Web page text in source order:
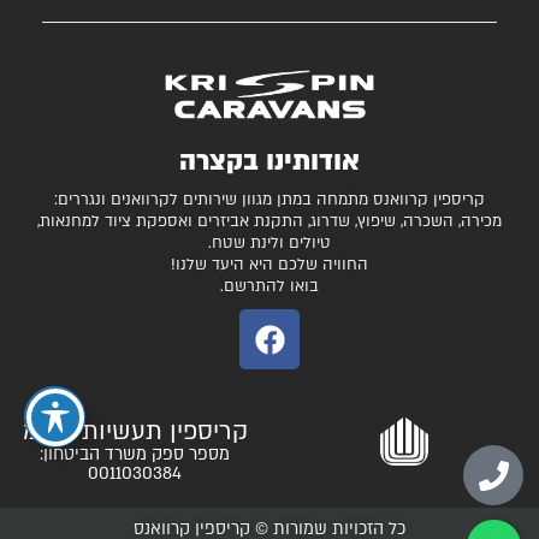
עצמונה 16, אזה"ת מישור אדומים
השירותים שלנו
חניונים מומלצים
יצירת קשר
ציוד ואביזרים נלווים
אודותינו בקצרה
קריספין קרוואנס מתמחה במתן מגוון שירותים לקרוואנים ונגררים:
מכירה, השכרה, שיפוץ, שדרוג, התקנת אביזרים ואספקת ציוד למחנאות,
טיולים ולינת שטח.
החוויה שלכם היא היעד שלנו!
בואו להתרשם.
קריספין תעשיות בע"מ
מספר ספק משרד הביטחון:
0011030384
כל הזכויות שמורות © קריספין קרוואנס